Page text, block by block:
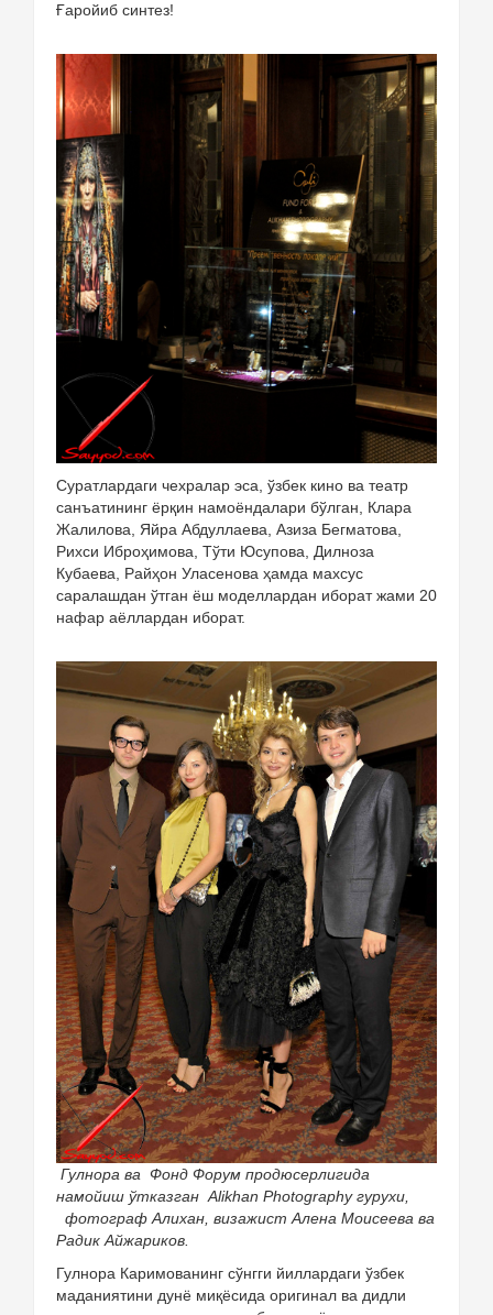
Ғаройиб синтез!
Суратлардаги чехралар эса, ўзбек кино ва театр
санъатининг ёрқин намоёндалари бўлган, Клара
Жалилова, Яйра Абдуллаева, Азиза Бегматова,
Рихси Иброҳимова, Тўти Юсупова, Дилноза
Кубаева, Райҳон Уласенова ҳамда махсус
саралашдан ўтган ёш моделлардан иборат жами 20
нафар аёллардан иборат.
Гулнора ва Фонд Форум продюсерлигида
намойиш ўтказган Alikhan Photography гурухи,
фотограф Алихан, визажист Алена Моисеева ва
Радик Айжариков.
Гулнора Каримованинг сўнгги йиллардаги ўзбек
маданиятини дунё миқёсида оригинал ва дидли